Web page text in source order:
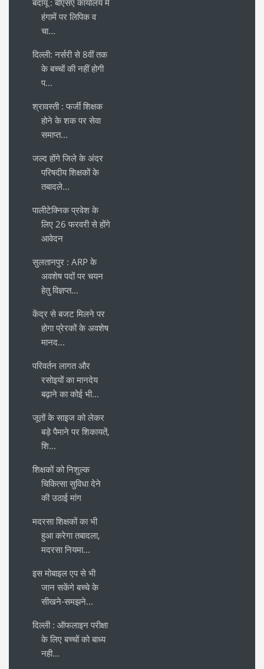
हंगामें पर लिपिक व
चा...
दिल्ली: नर्सरी से 8वीं तक
के बच्चों की नहीं होगी
प...
श्रावस्ती : फर्जी शिक्षक
होने के शक पर सेवा
समाप्त...
जल्द होंगे जिले के अंदर
परिषदीय शिक्षकों के
तबादले...
पालीटेक्निक प्रवेश के
लिए 26 फरवरी से होंगे
आवेदन
सुलतानपुर : ARP के
अवशेष पदों पर चयन
हेतु विज्ञप्त...
केंद्र से बजट मिलने पर
होगा प्रेरकों के अवशेष
मानद...
परिवर्तन लागत और
रसोइयों का मानदेय
बढ़ाने का कोई भी...
जूतों के साइज को लेकर
बड़े पैमाने पर शिकायतें,
शि...
शिक्षकों को निशुल्क
चिकित्सा सुविधा देने
की उठाई मांग
मदरसा शिक्षकों का भी
हुआ करेगा तबादला,
मदरसा नियमा...
इस मोबाइल एप से भी
जान सकेंगे बच्चे के
सीखने-समझने...
दिल्ली : ऑफलाइन परीक्षा
के लिए बच्चों को बाध्य
नही...